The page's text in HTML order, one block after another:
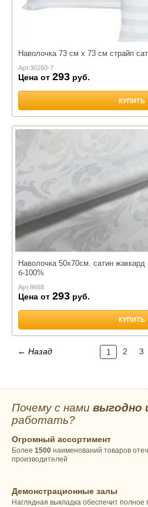
Наволочка 73 см х 73 см страйп
Арт.30260-7
Цена от 293 руб.
КУПИТЬ
Наволочка 50х70см. сатин
б-100%
Арт.8668
Цена от 293 руб.
КУПИТЬ
← Назад 1 2 3
Почему с нами выгодно
работать?
Огромный ассортимент
Более 1500 наименований товаров
производителей
Демонстрационные залы
Наглядная выкладка обеспечит полное